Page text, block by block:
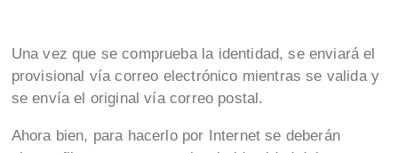
Una vez que se comprueba la identidad, se enviará el
provisional vía correo electrónico mientras se valida y
se envía el original vía correo postal.
Ahora bien, para hacerlo por Internet se deberán